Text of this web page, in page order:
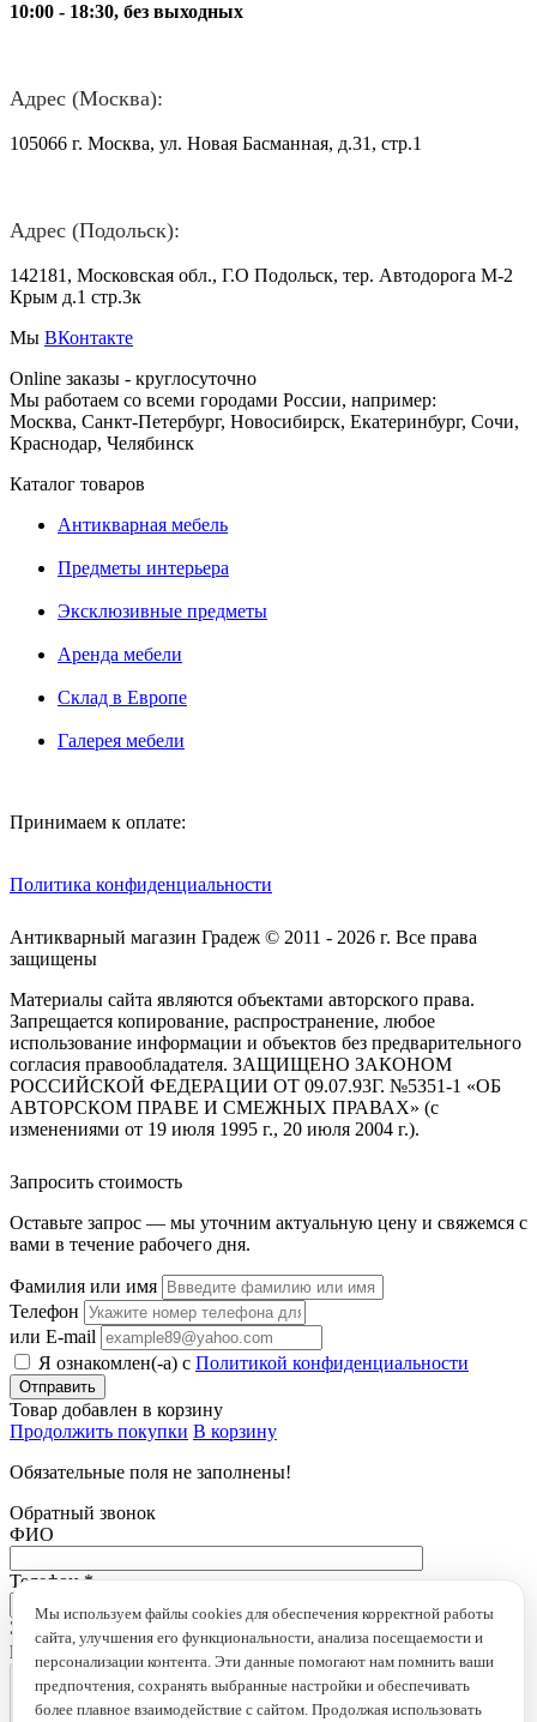
10:00 - 18:30, без выходных
Адрес (Москва):
105066 г. Москва, ул. Новая Басманная, д.31, стр.1
Адрес (Подольск):
142181, Московская обл., Г.О Подольск, тер. Автодорога М-2
Крым д.1 стр.3к
Мы ВКонтакте
Online заказы - круглосуточно
Мы работаем со всеми городами России, например:
Москва, Санкт-Петербург, Новосибирск, Екатеринбург, Сочи,
Краснодар, Челябинск
Каталог товаров
Антикварная мебель
Предметы интерьера
Эксклюзивные предметы
Аренда мебели
Склад в Европе
Галерея мебели
Принимаем к оплате:
Политика конфиденциальности
Антикварный магазин Градеж © 2011 - 2026 г. Все права
защищены
Материалы сайта являются объектами авторского права.
Запрещается копирование, распространение, любое
использование информации и объектов без предварительного
согласия правообладателя. ЗАЩИЩЕНО ЗАКОНОМ
РОССИЙСКОЙ ФЕДЕРАЦИИ ОТ 09.07.93Г. №5351-1 «ОБ
АВТОРСКОМ ПРАВЕ И СМЕЖНЫХ ПРАВАХ» (с
изменениями от 19 июля 1995 г., 20 июля 2004 г.).
Мы используем файлы cookies для обеспечения корректной работы
сайта, улучшения его функциональности, анализа посещаемости и
персонализации контента. Эти данные помогают нам помнить ваши
предпочтения, сохранять выбранные настройки и обеспечивать
более плавное взаимодействие с сайтом. Продолжая использовать
Запросить стоимость
Оставьте запрос — мы уточним актуальную цену и свяжемся с
вами в течение рабочего дня.
Фамилия или имя
Телефон
или E-mail
Я ознакомлен(-а) с Политикой конфиденциальности
Товар добавлен в корзину
Продолжить покупки В корзину
Обязательные поля не заполнены!
Обратный звонок
ФИО
Телефон*
Это поле обязательно для заполнения
loading...